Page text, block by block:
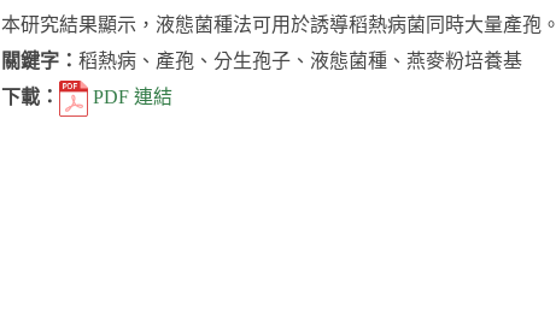
本研究結果顯示，液態菌種法可用於誘導稻熱病菌同時大量產孢。
關鍵字： 稻熱病、產孢、分生孢子、液態菌種、燕麥粉培養基
下載：
PDF 連結